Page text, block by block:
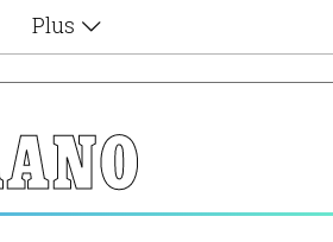
Plus
Αφιερώματα
Ζώδια